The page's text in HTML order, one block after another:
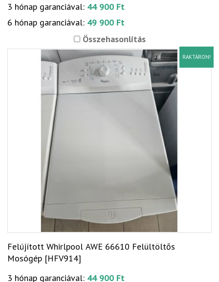
3 hónap garanciával: 44 900 Ft
6 hónap garanciával: 49 900 Ft
Összehasonlítás
RAKTÁRON!
Felújított Whirlpool AWE 66610 Felültöltős
Mosógép [HFV914]
3 hónap garanciával: 44 900 Ft